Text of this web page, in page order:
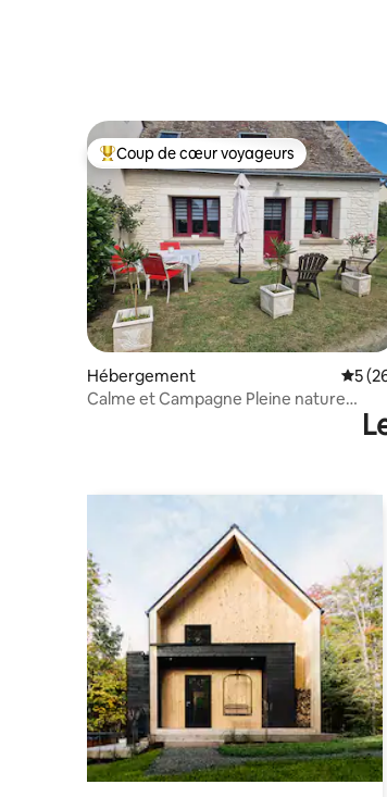
Coups de cœur voyageurs les plus
Coup de cœur voyageurs
Hébergement
5
Calme et Campagne Pleine nature